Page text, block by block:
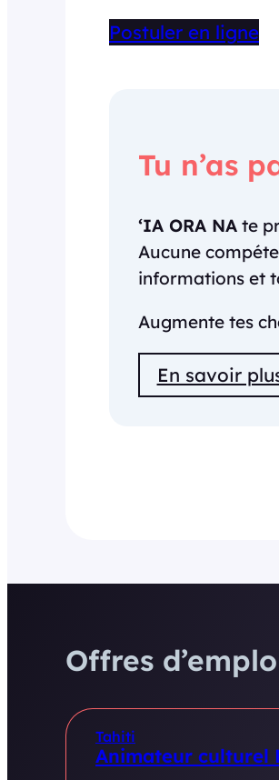
Postuler en ligne
Tu n’as
‘IA ORA NA te
Aucune
informations et
Augmente tes
En savoir
Offres
Tahiti
Animateur culturel